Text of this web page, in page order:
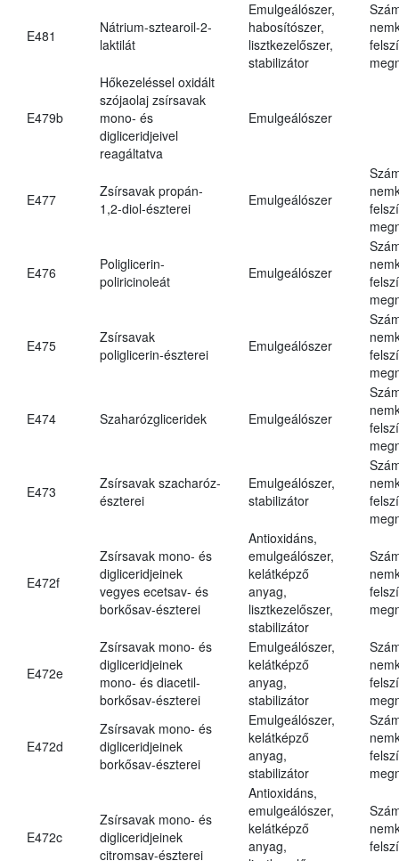
E481
Nátrium-sztearoil-2-
laktilát
Emulgeálószer,
habosítószer,
lisztkezelőszer,
stabilizátor
E479b
Hőkezeléssel oxidált
szójaolaj zsírsavak
mono- és
digliceridjeivel
reagáltatva
Emulgeálószer
E477
Zsírsavak propán-
1,2-diol-észterei
Emulgeálószer
E476
Poliglicerin-
poliricinoleát
Emulgeálószer
E475
Zsírsavak
poliglicerin-észterei
Emulgeálószer
E474 Szaharózgliceridek Emulgeálószer
E473
Zsírsavak szacharóz-
észterei
Emulgeálószer,
stabilizátor
E472f
Zsírsavak mono- és
digliceridjeinek
vegyes ecetsav- és
borkősav-észterei
Antioxidáns,
emulgeálószer,
kelátképző
anyag,
lisztkezelőszer,
stabilizátor
E472e
Zsírsavak mono- és
digliceridjeinek
mono- és diacetil-
borkősav-észterei
Emulgeálószer,
kelátképző
anyag,
stabilizátor
E472d
Zsírsavak mono- és
digliceridjeinek
borkősav-észterei
Emulgeálószer,
kelátképző
anyag,
stabilizátor
E472c
Zsírsavak mono- és
digliceridjeinek
citromsav-észterei
Antioxidáns,
emulgeálószer,
kelátképző
anyag,